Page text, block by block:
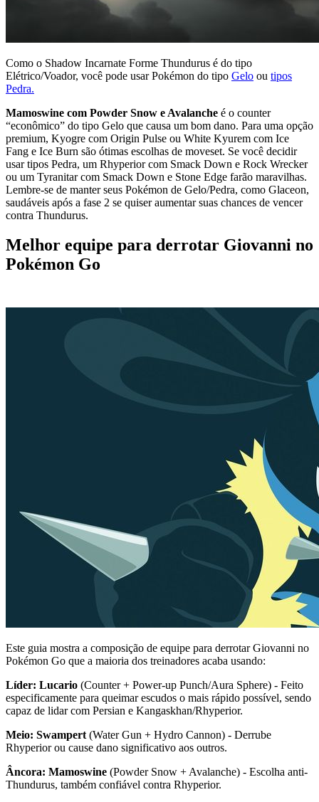
Como o Shadow Incarnate Forme Thundurus é do tipo
Elétrico/Voador, você pode usar Pokémon do tipo Gelo ou tipos
Pedra.
Mamoswine com Powder Snow e Avalanche é o counter
“econômico” do tipo Gelo que causa um bom dano. Para uma opção
premium, Kyogre com Origin Pulse ou White Kyurem com Ice
Fang e Ice Burn são ótimas escolhas de moveset. Se você decidir
usar tipos Pedra, um Rhyperior com Smack Down e Rock Wrecker
ou um Tyranitar com Smack Down e Stone Edge farão maravilhas.
Lembre-se de manter seus Pokémon de Gelo/Pedra, como Glaceon,
saudáveis após a fase 2 se quiser aumentar suas chances de vencer
contra Thundurus.
Melhor equipe para derrotar Giovanni no
Pokémon Go
Este guia mostra a composição de equipe para derrotar Giovanni no
Pokémon Go que a maioria dos treinadores acaba usando:
Líder: Lucario (Counter + Power-up Punch/Aura Sphere) - Feito
especificamente para queimar escudos o mais rápido possível, sendo
capaz de lidar com Persian e Kangaskhan/Rhyperior.
Meio: Swampert (Water Gun + Hydro Cannon) - Derrube
Rhyperior ou cause dano significativo aos outros.
Âncora: Mamoswine (Powder Snow + Avalanche) - Escolha anti-
Thundurus, também confiável contra Rhyperior.